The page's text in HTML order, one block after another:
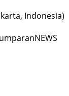
Indonesia)